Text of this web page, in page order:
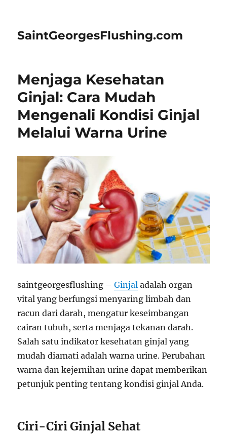
SaintGeorgesFlushing.com
Menjaga Kesehatan
Ginjal: Cara Mudah
Mengenali Kondisi Ginjal
Melalui Warna Urine
saintgeorgesflushing –Ginjal adalah organ
vital yang berfungsi menyaring limbah dan
racun dari darah, mengatur keseimbangan
cairan tubuh, serta menjaga tekanan darah.
Salah satu indikator kesehatan ginjal yang
mudah diamati adalah warna urine. Perubahan
warna dan kejernihan urine dapat memberikan
petunjuk penting tentang kondisi ginjal Anda.
Ciri-Ciri Ginjal Sehat